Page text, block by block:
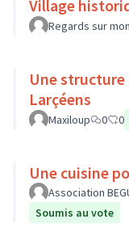
Village
Regards sur
Une
Larçéens
Maxiloup 0 0
Une cuisine
Association
Soumis au vote